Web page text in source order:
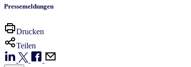
Pressemeldungen
Drucken
Teilen